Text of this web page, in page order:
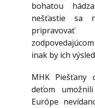
bohatou
nešťastie sa
inak by ich
MHK Piešťany
deťom
Európe